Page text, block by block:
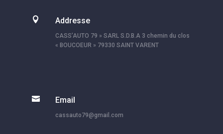
 Addresse
CASS’AUTO 79 » SARL S.D.B.A 3 chemin du clos
« BOUCOEUR » 79330 SAINT VARENT
 Email
cassauto79@gmail.com